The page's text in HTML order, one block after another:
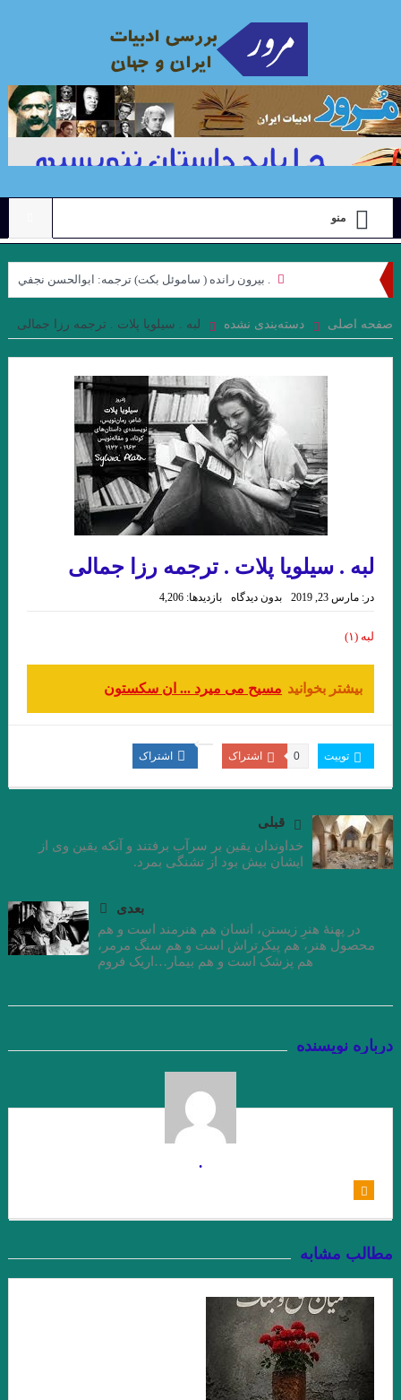
منو
. بيرون رانده ( ساموئل بكت) ترجمه: ابوالحسن نجفي
علیرضا ذیحق ، نقدی بر مجموعه شعر ” کوچه نشین ِ کوچه بن بست ”
چکاوک حمیدی
.نقدی از نعمت مرادی بر مجموعه داستان ماه نیمروز شهریار مندنی پور
مروری بر کتاب امیرِِِ نوروز نوشته میترا داور . علی رضا ذیحق
مسیح عراق . حسن بلاسم
اسحاقیان. انتشارات حس هفتم/ ۱۴۰۲
مجموعه شعر زیبایی و دریغ نوشته مجید عطاری . نشر سیب سرخ .
خوانش مدرنیستی رمان “تعبیر یک خواب طولانی” از “لیلا قیاسوَند”
جواد اسحاقیان . قسمت شانزدهم
.مروری بر کتاب الف، نوشته‌ی خورخه لوئیس بورخس سید احسان
نگاهی بر مجموعه داستان « زندگی خاکستری با عطر وانیل» اثر شراره
یقینی با قلم: فریبا چلبی‌یانی
.خوانش روان شناختی مجموعه داستان “زنانی که زنده اند” نوشته ی
“فریبا چلبی یانی” . قسمت ششم. جواداسحاقیان
نوولت “سنگ یَشم” نوشته ی “مریم جهانی” / قسمت پنجم جواد
درجستجوی ۱۴۰۱
صفحه اصلی دسته‌بندی نشده لبه . سیلویا پلات . ترجمه رزا جمالی
لبه . سیلویا پلات . ترجمه رزا جمالی
در: مارس 23, 2019 بدون دیدگاه بازدیدها: 4,206
لبه (۱)
بیشتر بخوانید مسیح می میرد ... ان سکستون
توییت اشتراک 0 اشتراک
قبلی
خداوندان یقین بر سرآب برفتند و آنکه یقین وی از
ایشان بیش بود از تشنگی بمرد.
بعدی
در پهنهٔ هنرِ زیستن، انسان هم هنرمند است و هم
محصول هنر، هم پیکرتراش است و هم سنگ مرمر،
هم پزشک است و هم بیمار…اریک فروم
درباره نویسنده
.
مطالب مشابه